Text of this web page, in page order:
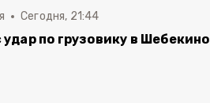
Сегодня, 21:44
по грузовику в Шебекино